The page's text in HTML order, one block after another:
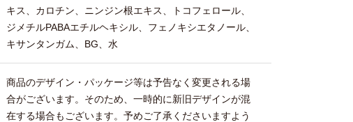
キス、カロチン、ニンジン根エキス、トコフェロール、
ジメチルPABAエチルヘキシル、フェノキシエタノール、
キサンタンガム、BG、水
商品のデザイン・パッケージ等は予告なく変更される場
合がございます。そのため、一時的に新旧デザインが混
在する場合もございます。予めご了承くださいますよう